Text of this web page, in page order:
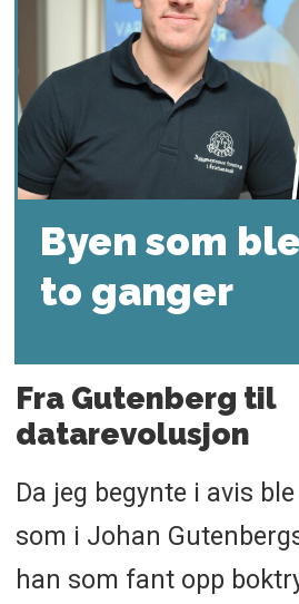
Byen som
to ganger
Fra Gutenberg til
datarevolusjon
Da jeg begynte i avis
som i Johan
han som fant opp